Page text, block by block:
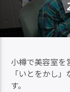
小樽で美容室を
「いとをかし
す。